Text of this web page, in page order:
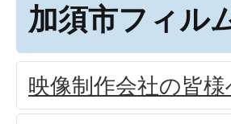
加須市フィル
映像制作会社の皆様